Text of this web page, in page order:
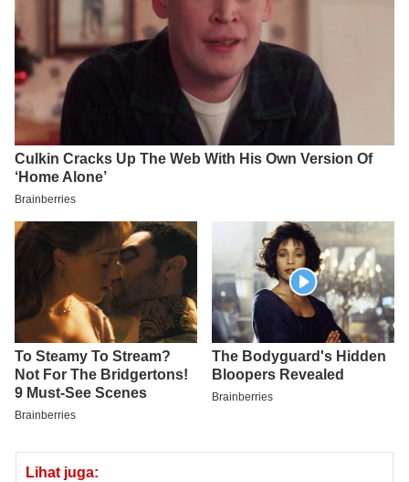
Lihat juga: